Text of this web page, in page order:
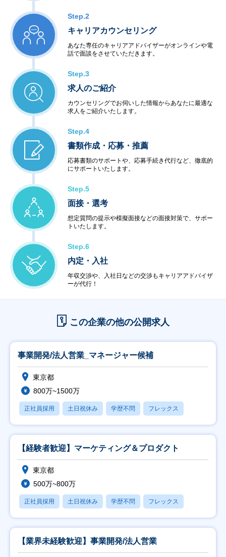
Step.2
キャリアカウンセリング
あなた専任のキャリアアドバイザーがオンラインや電
話で面談をさせていただきます。
Step.3
求人のご紹介
カウンセリングでお伺いした情報からあなたに最適な
求人をご紹介いたします。
Step.4
書類作成・応募・推薦
応募書類のサポートや、応募手続き代行など、徹底的
にサポートいたします。
Step.5
面接・選考
想定質問の提示や模擬面接などの面接対策で、サポー
トいたします。
Step.6
内定・入社
年収交渉や、入社日などの交渉もキャリアアドバイザ
ーが代行！
この企業の他の公開求人
事業開発/法人営業_マネージャー候補
東京都
800万~1500万
正社員採用 土日祝休み 学歴不問 フレックス
【経験者歓迎】マーケティング＆プロダクト
東京都
500万~800万
正社員採用 土日祝休み 学歴不問 フレックス
【業界未経験歓迎】事業開発/法人営業